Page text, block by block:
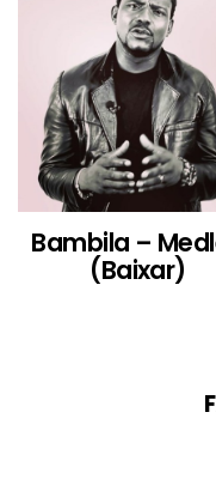
Bambila –
(Baixar)